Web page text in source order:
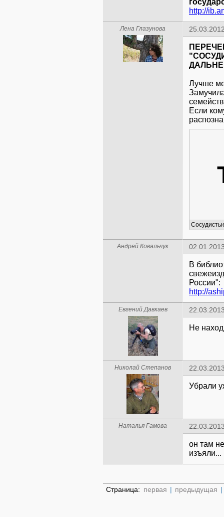
http://
Лена Глазунова
Лучше
Если
Андрей Ковальчук
В
России":
Евгений Давкаев
Не
Николай Степанов
Убрали
Наталья Гамова
он там
изъяли...
Страница: первая | предыдущая |